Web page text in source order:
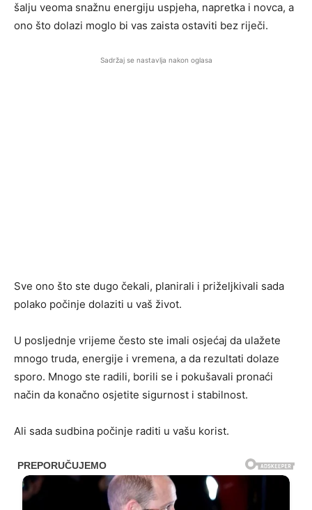
šalju veoma snažnu energiju uspjeha, napretka i novca, a
ono što dolazi moglo bi vas zaista ostaviti bez riječi.
Sadržaj se nastavlja nakon oglasa
Sve ono što ste dugo čekali, planirali i priželjkivali sada
polako počinje dolaziti u vaš život.
U posljednje vrijeme često ste imali osjećaj da ulažete
mnogo truda, energije i vremena, a da rezultati dolaze
sporo. Mnogo ste radili, borili se i pokušavali pronaći
način da konačno osjetite sigurnost i stabilnost.
Ali sada sudbina počinje raditi u vašu korist.